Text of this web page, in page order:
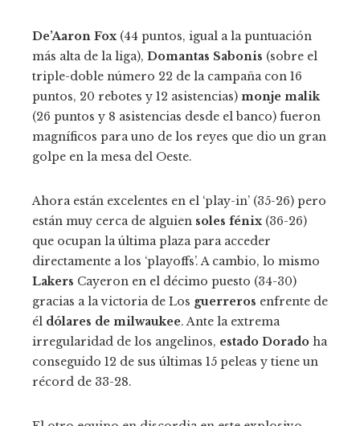
De’Aaron Fox (44 puntos, igual a la puntuación
más alta de la liga), Domantas Sabonis (sobre el
triple-doble número 22 de la campaña con 16
puntos, 20 rebotes y 12 asistencias) monje malik
(26 puntos y 8 asistencias desde el banco) fueron
magníficos para uno de los reyes que dio un gran
golpe en la mesa del Oeste.
Ahora están excelentes en el ‘play-in’ (35-26) pero
están muy cerca de alguien soles fénix (36-26)
que ocupan la última plaza para acceder
directamente a los ‘playoffs’. A cambio, lo mismo
Lakers Cayeron en el décimo puesto (34-30)
gracias a la victoria de Los guerreros enfrente de
él dólares de milwaukee. Ante la extrema
irregularidad de los angelinos, estado Dorado ha
conseguido 12 de sus últimas 15 peleas y tiene un
récord de 33-28.